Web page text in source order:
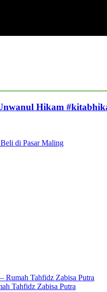
Hikam
Rumah Tahfidz Zabisa Putra
Tahfidz Zabisa Putra